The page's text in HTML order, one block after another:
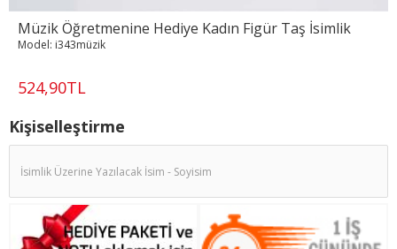
Müzik Öğretmenine Hediye Kadın Figür Taş İsimlik
524,90TL
Model: i343müzik
Kişiselleştirme